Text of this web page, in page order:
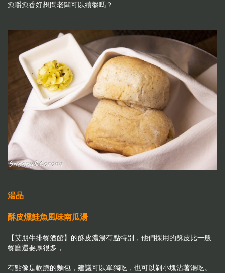
愈嚼愈香好想問老闆可以續盤嗎？
湯品
酥皮燻鮭魚風味南瓜湯
【艾朋牛排餐酒館】的酥皮濃湯有點特別，他們採用的酥皮比一般
餐廳還要厚很多，
有點像是軟脆的麵包，建議可以單獨吃，也可以剝小塊沾著湯吃。